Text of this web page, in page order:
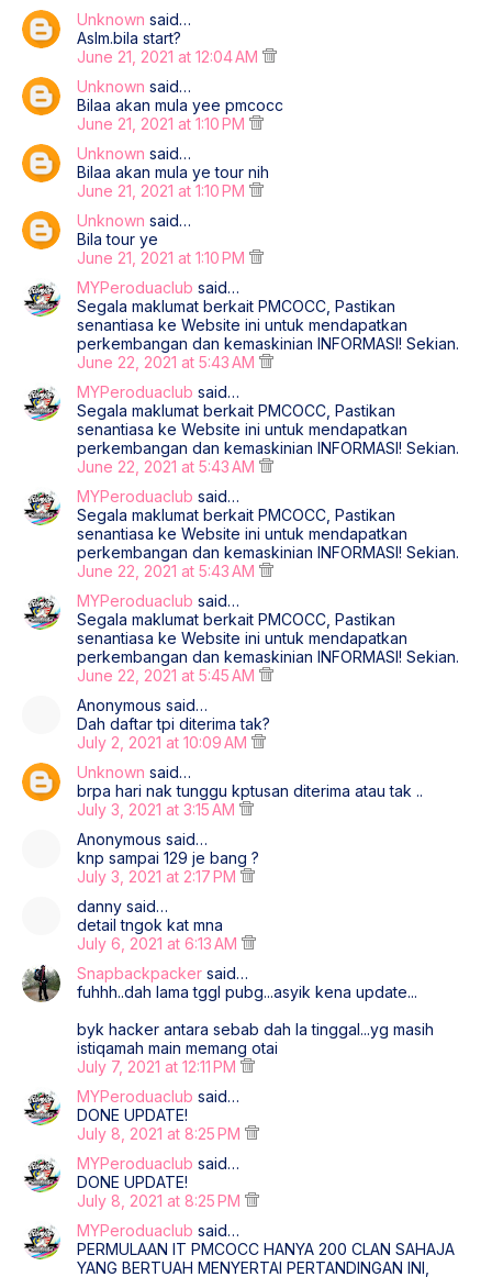
Unknown said…
Aslm.bila start?
June 21, 2021 at 12:04 AM
Unknown said…
Bilaa akan mula yee pmcocc
June 21, 2021 at 1:10 PM
Unknown said…
Bilaa akan mula ye tour nih
June 21, 2021 at 1:10 PM
Unknown said…
Bila tour ye
June 21, 2021 at 1:10 PM
MYPeroduaclub said…
Segala maklumat berkait PMCOCC, Pastikan
senantiasa ke Website ini untuk mendapatkan
perkembangan dan kemaskinian INFORMASI! Sekian.
June 22, 2021 at 5:43 AM
MYPeroduaclub said…
Segala maklumat berkait PMCOCC, Pastikan
senantiasa ke Website ini untuk mendapatkan
perkembangan dan kemaskinian INFORMASI! Sekian.
June 22, 2021 at 5:43 AM
MYPeroduaclub said…
Segala maklumat berkait PMCOCC, Pastikan
senantiasa ke Website ini untuk mendapatkan
perkembangan dan kemaskinian INFORMASI! Sekian.
June 22, 2021 at 5:43 AM
MYPeroduaclub said…
Segala maklumat berkait PMCOCC, Pastikan
senantiasa ke Website ini untuk mendapatkan
perkembangan dan kemaskinian INFORMASI! Sekian.
June 22, 2021 at 5:45 AM
Anonymous said…
Dah daftar tpi diterima tak?
July 2, 2021 at 10:09 AM
Unknown said…
brpa hari nak tunggu kptusan diterima atau tak ..
July 3, 2021 at 3:15 AM
Anonymous said…
knp sampai 129 je bang ?
July 3, 2021 at 2:17 PM
danny said…
detail tngok kat mna
July 6, 2021 at 6:13 AM
Snapbackpacker said…
fuhhh..dah lama tggl pubg...asyik kena update...
byk hacker antara sebab dah la tinggal...yg masih
istiqamah main memang otai
July 7, 2021 at 12:11 PM
MYPeroduaclub said…
DONE UPDATE!
July 8, 2021 at 8:25 PM
MYPeroduaclub said…
DONE UPDATE!
July 8, 2021 at 8:25 PM
MYPeroduaclub said…
PERMULAAN IT PMCOCC HANYA 200 CLAN SAHAJA
YANG BERTUAH MENYERTAI PERTANDINGAN INI,